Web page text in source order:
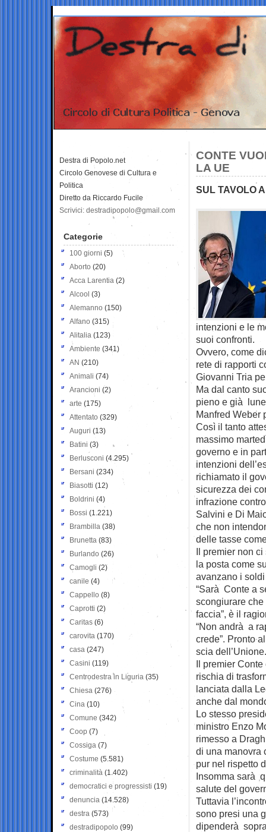
CONTE
LA UE
SUL TAVOLO
intenzioni e le
suoi confronti.
Ovvero, come
rete di rapporti
Giovanni Tria
Ma dal canto
pieno e già
Manfred Weber
Così il tanto
massimo
governo e in
intenzioni
richiamato il
sicurezza dei
infrazione
Salvini e Di
che non
delle tasse
Il premier non
la posta come
avanzano i
“Sarà Conte a
scongiurare
faccia”, è il
“Non andrà a
crede”. Pronto
scia dell’Unione.
Il premier
rischia di
lanciata dalla
anche dal
Lo stesso
ministro Enzo
rimesso a
di una manovra
pur nel rispetto
Insomma sarà
salute del
Tuttavia
sono presi una
dipenderà
Destra di Popolo.net
Circolo Genovese di Cultura e
Politica
Diretto da Riccardo Fucile
Scrivici: destradipopolo@gmail.com
Categorie
100 giorni (5)
Aborto (20)
Acca Larentia (2)
Alcool (3)
Alemanno (150)
Alfano (315)
Alitalia (123)
Ambiente (341)
AN (210)
Animali (74)
Arancioni (2)
arte (175)
Attentato (329)
Auguri (13)
Batini (3)
Berlusconi (4.295)
Bersani (234)
Biasotti (12)
Boldrini (4)
Bossi (1.221)
Brambilla (38)
Brunetta (83)
Burlando (26)
Camogli (2)
canile (4)
Cappello (8)
Caprotti (2)
Caritas (6)
carovita (170)
casa (247)
Casini (119)
Centrodestra in Liguria (35)
Chiesa (276)
Cina (10)
Comune (342)
Coop (7)
Cossiga (7)
Costume (5.581)
criminalità (1.402)
democratici e progressisti (19)
denuncia (14.528)
destra (573)
destradipopolo (99)